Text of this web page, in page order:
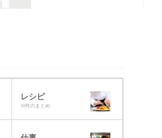
レシピ
18件のまとめ